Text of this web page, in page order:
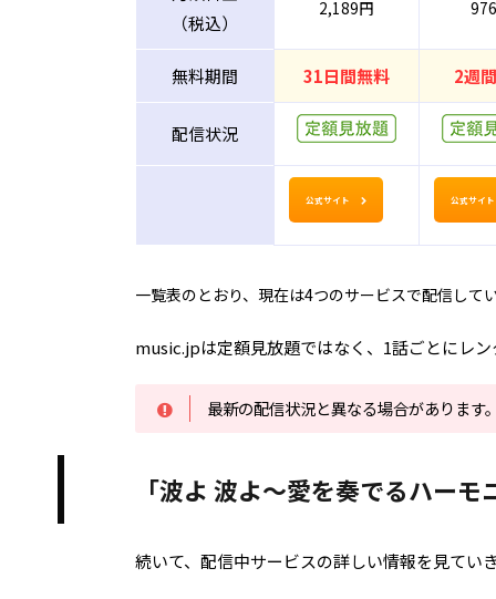
（税込）
2,189円
無料期間 31日間無料 2週
配信状況
公式サイト 公式サイト
一覧表のとおり、現在は4つのサービスで配信して
music.jpは定額見放題ではなく、1話ごとにレ
最新の配信状況と異なる場合があります
「波よ 波よ～愛を奏でるハー
続いて、配信中サービスの詳しい情報を見てい